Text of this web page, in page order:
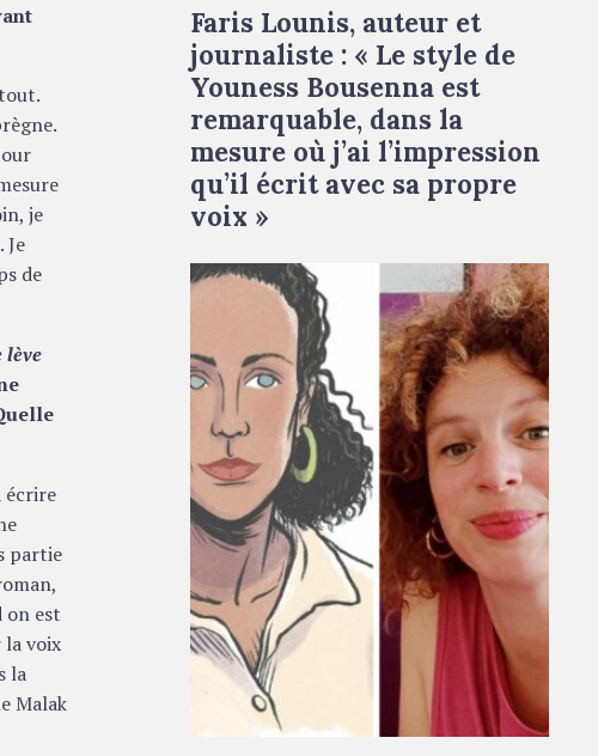
je
Je
de
lève
écrire
partie
on est
la voix
la
Malak
Faris Lounis, auteur et
journaliste : « Le style de
Youness Bousenna est
remarquable, dans la
mesure où j’ai l’impression
qu’il écrit avec sa propre
voix »
De gauche à droite : portrait dessiné de
Géraldine Grenet © Marie-Ange Rousseau -
portrait de Lauriane Chapeau © Droits
réservés